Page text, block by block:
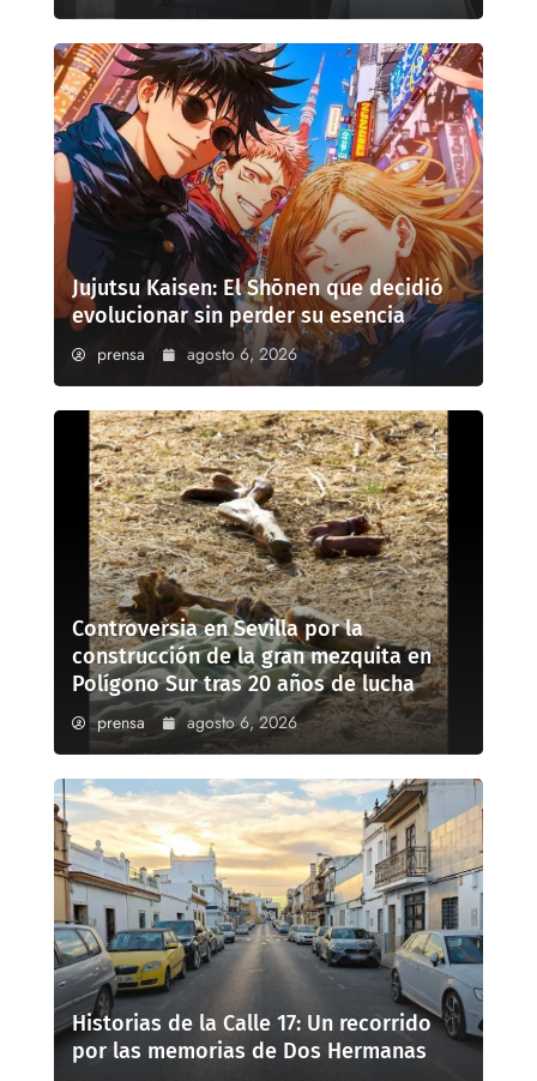
Jujutsu Kaisen: El Shōnen que decidió
evolucionar sin perder su esencia
prensa agosto 6, 2026
Controversia en Sevilla por la
construcción de la gran mezquita en
Polígono Sur tras 20 años de lucha
prensa agosto 6, 2026
Historias de la Calle 17: Un recorrido
por las memorias de Dos Hermanas